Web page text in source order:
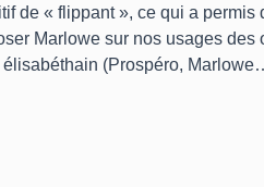
de « flippant », ce qui a permis
Marlowe sur nos usages
élisabéthain (Prospéro,